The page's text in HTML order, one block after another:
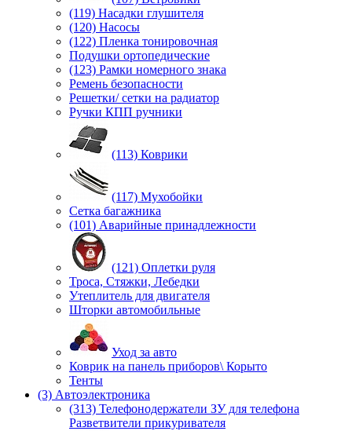
(119) Насадки глушителя
(120) Насосы
(122) Пленка тонировочная
Подушки ортопедические
(123) Рамки номерного знака
Ремень безопасности
Решетки/ сетки на радиатор
Ручки КПП ручники
(113) Коврики
(117) Мухобойки
Сетка багажника
(101) Аварийные принадлежности
(121) Оплетки руля
Троса, Стяжки, Лебедки
Утеплитель для двигателя
Шторки автомобильные
Уход за авто
Коврик на панель приборов\ Корыто
Тенты
(3) Автоэлектроника
(313) Телефонодержатели ЗУ для телефона
Разветвители прикуривателя